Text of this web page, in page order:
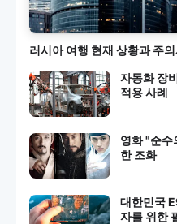
러시아 여행 현재 상황과 주
자동화 장
적용 사례
영화 "순수
한 조화
대한민국
자를 위한